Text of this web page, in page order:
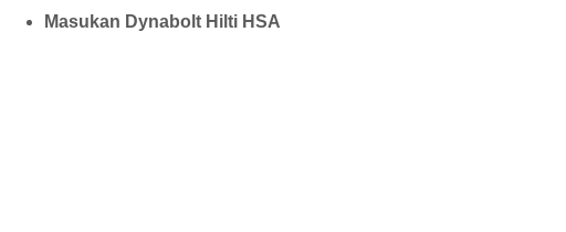
Masukan Dynabolt Hilti HSA